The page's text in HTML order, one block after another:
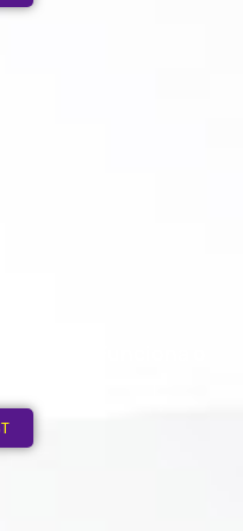
de 2026